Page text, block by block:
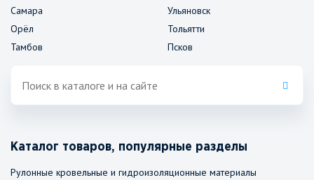
Самара
Орёл
Тамбов
Ульяновск
Тольятти
Псков
Каталог товаров, популярные разделы
Рулонные кровельные и гидроизоляционные материалы